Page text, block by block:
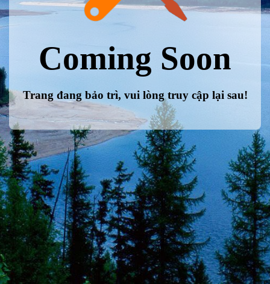
Coming Soon
Trang đang bảo trì, vui lòng truy cập lại sau!